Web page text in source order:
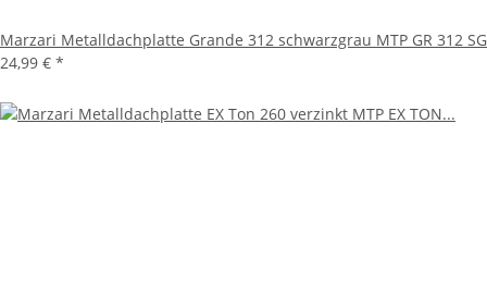
Marzari Metalldachplatte Grande 312 schwarzgrau MTP GR 312 SG
24,99 € *